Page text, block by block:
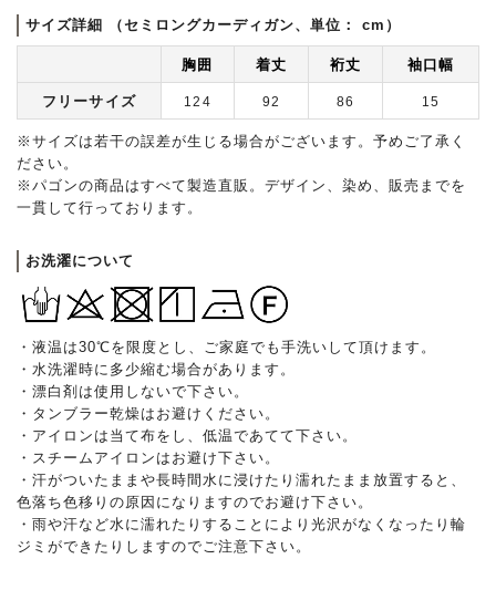
サイズ詳細 （セミロングカーディガン、単位： cm）
胸囲 着丈 裄丈 袖口幅
フリーサイズ 124 92 86 15
※サイズは若干の誤差が生じる場合がございます。予めご了承く
ださい。
※パゴンの商品はすべて製造直販。デザイン、染め、販売までを
一貫して行っております。
お洗濯について
・液温は30℃を限度とし、ご家庭でも手洗いして頂けます。
・水洗濯時に多少縮む場合があります。
・漂白剤は使用しないで下さい。
・タンブラー乾燥はお避けください。
・アイロンは当て布をし、低温であてて下さい。
・スチームアイロンはお避け下さい。
・汗がついたままや長時間水に浸けたり濡れたまま放置すると、
色落ち色移りの原因になりますのでお避け下さい。
・雨や汗など水に濡れたりすることにより光沢がなくなったり輪
ジミができたりしますのでご注意下さい。